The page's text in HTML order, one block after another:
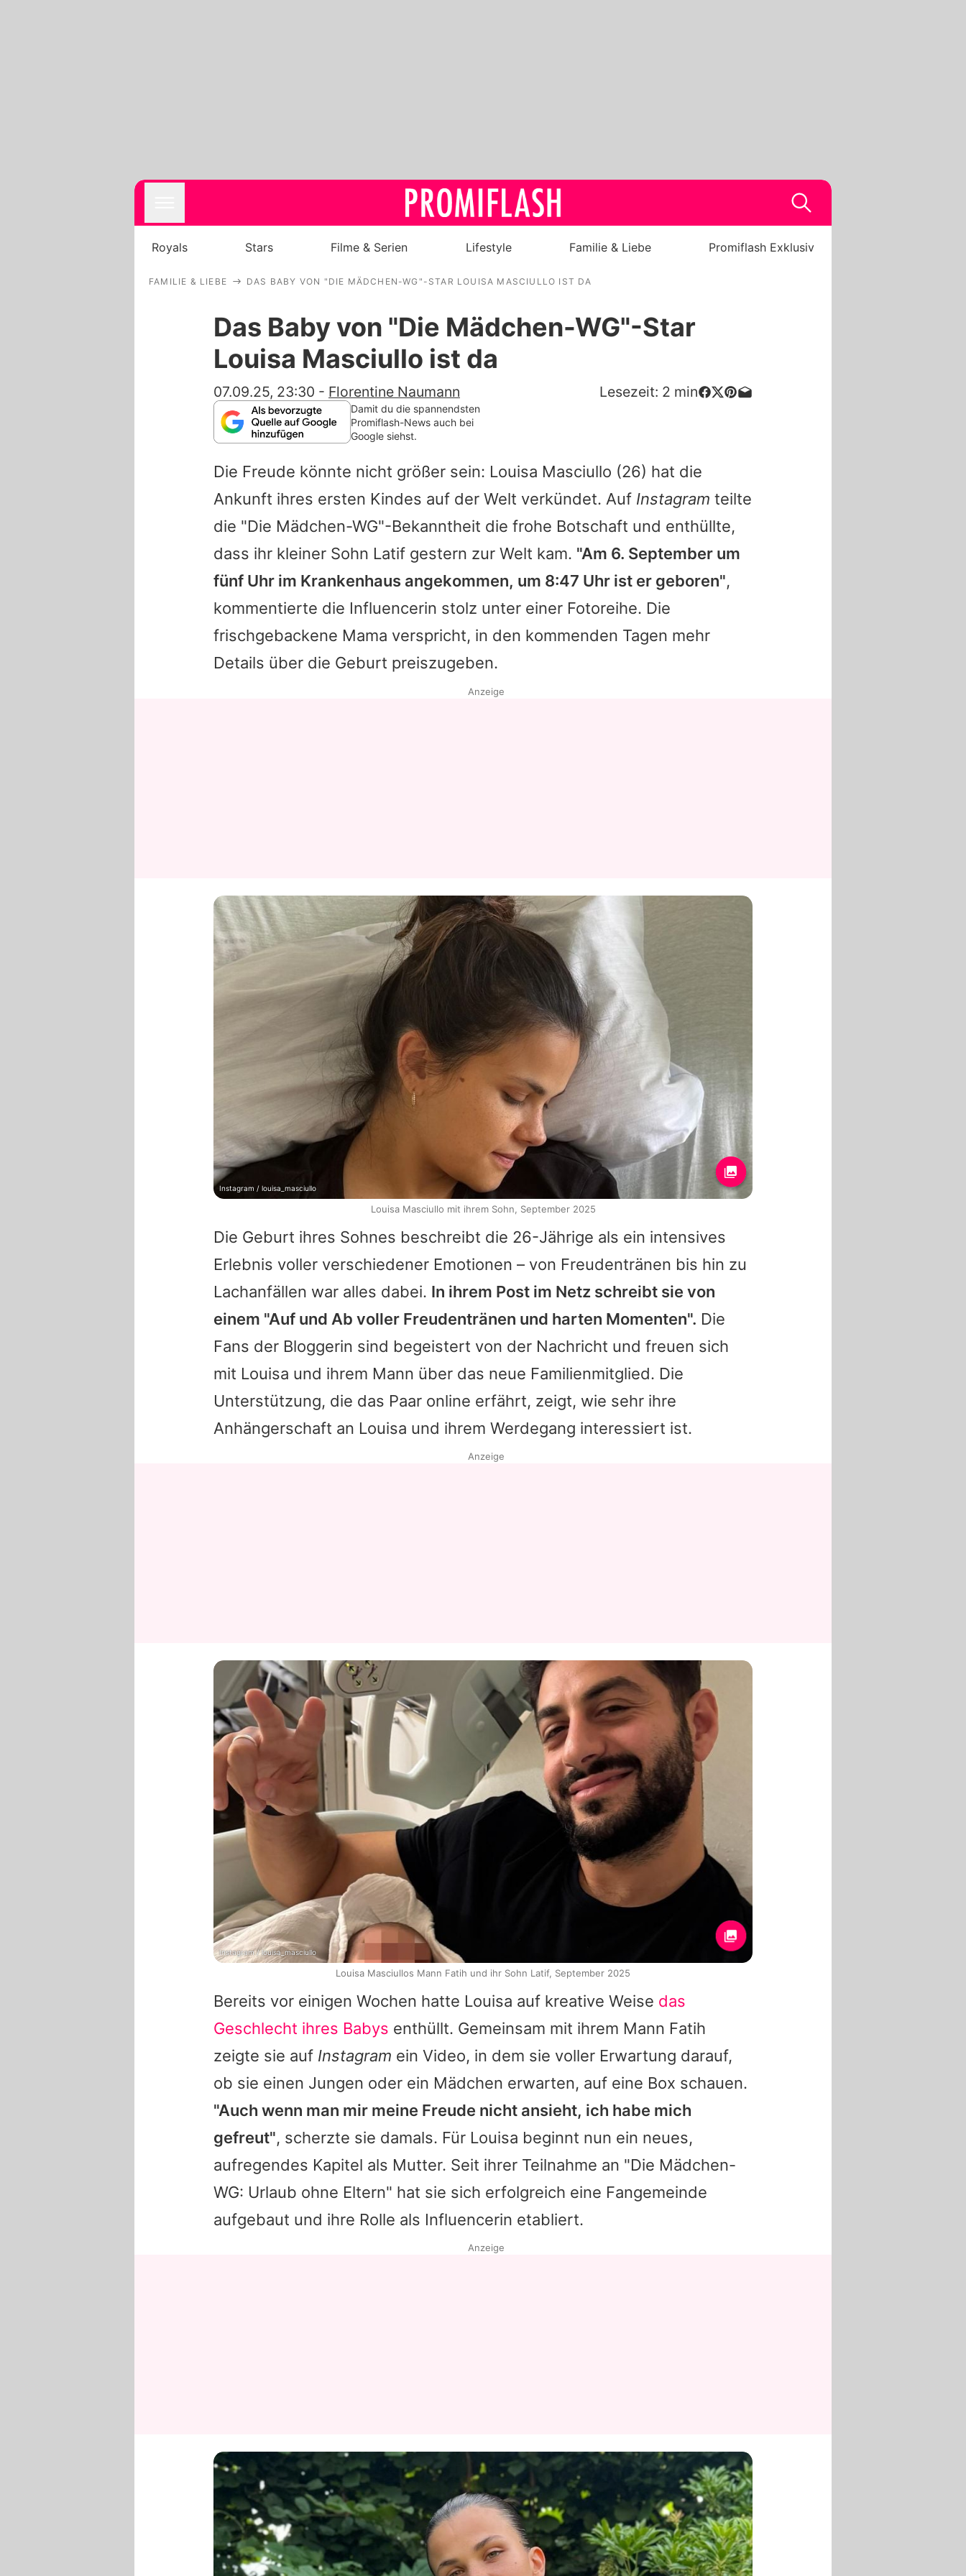
Royals
Stars
Filme & Serien
Familie & Liebe
Alle Themen auf Promiflash
App runterladen
Team
Redaktionelle Richtlinien
Impressum
Datenschutzerklärung
Nutzungsbedingungen
Royals Stars Filme & Serien Lifestyle Familie & Liebe Promiflash Exklusiv
FAMILIE & LIEBE DAS BABY VON "DIE MÄDCHEN-WG"-STAR LOUISA MASCIULLO IST DA
Das Baby von "Die Mädchen-WG"-Star
Louisa Masciullo ist da
07.09.25, 23:30 - Florentine Naumann Lesezeit: 2 min
Damit du die spannendsten
Promiflash-News auch bei
Google siehst.
Die Freude könnte nicht größer sein: Louisa Masciullo (26) hat die
Ankunft ihres ersten Kindes auf der Welt verkündet. Auf Instagram teilte
die "Die Mädchen-WG"-Bekanntheit die frohe Botschaft und enthüllte,
dass ihr kleiner Sohn Latif gestern zur Welt kam. "Am 6. September um
fünf Uhr im Krankenhaus angekommen, um 8:47 Uhr ist er geboren",
kommentierte die Influencerin stolz unter einer Fotoreihe. Die
frischgebackene Mama verspricht, in den kommenden Tagen mehr
Details über die Geburt preiszugeben.
Die Geburt ihres Sohnes beschreibt die 26-Jährige als ein intensives
Erlebnis voller verschiedener Emotionen – von Freudentränen bis hin zu
Lachanfällen war alles dabei. In ihrem Post im Netz schreibt sie von
einem "Auf und Ab voller Freudentränen und harten Momenten". Die
Fans der Bloggerin sind begeistert von der Nachricht und freuen sich
mit Louisa und ihrem Mann über das neue Familienmitglied. Die
Unterstützung, die das Paar online erfährt, zeigt, wie sehr ihre
Anhängerschaft an Louisa und ihrem Werdegang interessiert ist.
Bereits vor einigen Wochen hatte Louisa auf kreative Weise das
Geschlecht ihres Babys enthüllt. Gemeinsam mit ihrem Mann Fatih
zeigte sie auf Instagram ein Video, in dem sie voller Erwartung darauf,
ob sie einen Jungen oder ein Mädchen erwarten, auf eine Box schauen.
"Auch wenn man mir meine Freude nicht ansieht, ich habe mich
gefreut", scherzte sie damals. Für Louisa beginnt nun ein neues,
aufregendes Kapitel als Mutter. Seit ihrer Teilnahme an "Die Mädchen-
WG: Urlaub ohne Eltern" hat sie sich erfolgreich eine Fangemeinde
aufgebaut und ihre Rolle als Influencerin etabliert.
Anzeige
Instagram / louisa_masciullo
Louisa Masciullo mit ihrem Sohn, September 2025
Anzeige
Instagram / louisa_masciullo
Louisa Masciullos Mann Fatih und ihr Sohn Latif, September 2025
Anzeige